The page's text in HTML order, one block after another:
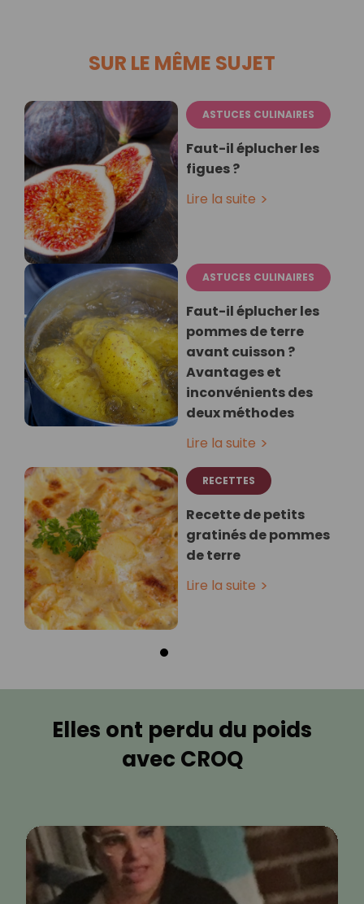
SUR LE MÊME SUJET
ASTUCES CULINAIRES
Faut-il éplucher les
figues ?
Lire la suite
ASTUCES CULINAIRES
Faut-il éplucher les
pommes de terre
avant cuisson ?
Avantages et
inconvénients des
deux méthodes
Lire la suite
RECETTES
Recette de petits
gratinés de pommes
de terre
Lire la suite
Elles ont perdu du poids
avec CROQ